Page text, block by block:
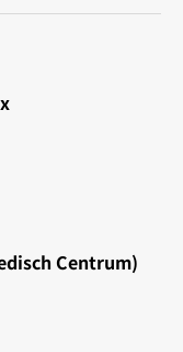
Centrum)